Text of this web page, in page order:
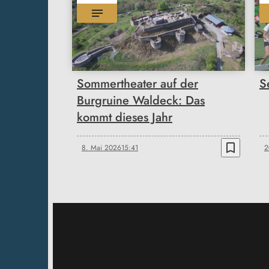
Sommertheater auf der
Burgruine Waldeck: Das
kommt dieses Jahr
8. Mai 202615:41 bookmark_border